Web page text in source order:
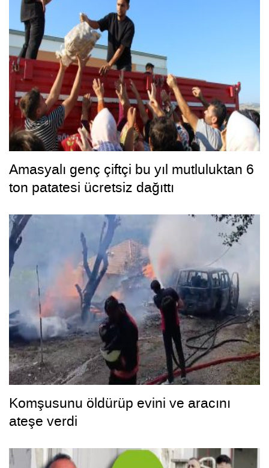
Amasyalı genç çiftçi bu yıl mutluluktan 6
ton patatesi ücretsiz dağıttı
Komşusunu öldürüp evini ve aracını
ateşe verdi